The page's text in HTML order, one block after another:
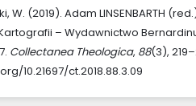
W. (2019). Adam LINSENBARTH
– Wydawnictwo
Collectanea Theologica, 88(3),
10.21697/ct.2018.88.3.09